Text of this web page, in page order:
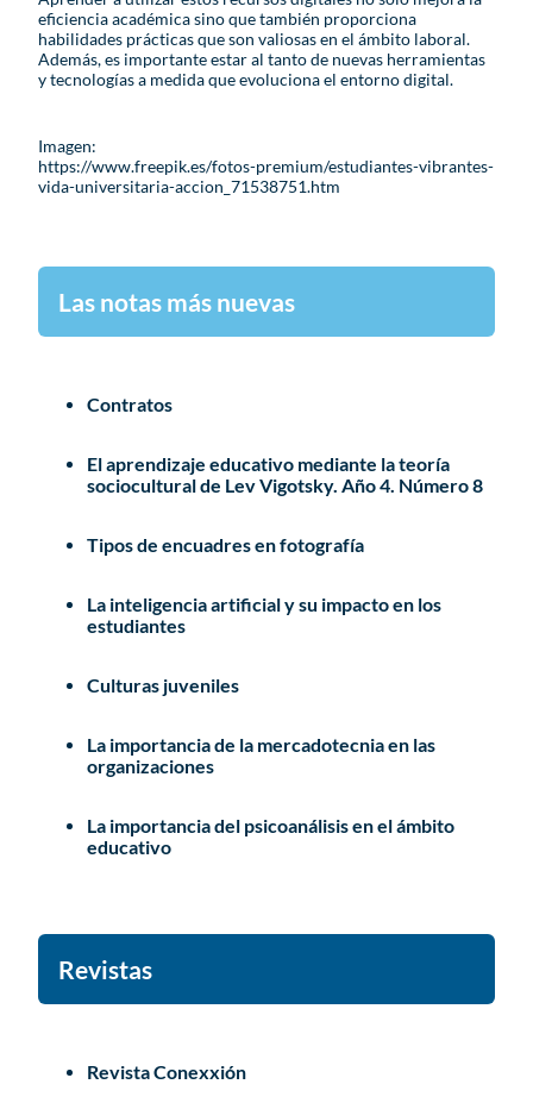
eficiencia académica sino que también proporciona
habilidades prácticas que son valiosas en el ámbito laboral.
Además, es importante estar al tanto de nuevas herramientas
y tecnologías a medida que evoluciona el entorno digital.
Imagen:
https://www.freepik.es/fotos-premium/estudiantes-vibrantes-
vida-universitaria-accion_71538751.htm
Las notas más nuevas
Contratos
El aprendizaje educativo mediante la teoría
sociocultural de Lev Vigotsky. Año 4. Número 8
Tipos de encuadres en fotografía
La inteligencia artificial y su impacto en los
estudiantes
Culturas juveniles
La importancia de la mercadotecnia en las
organizaciones
La importancia del psicoanálisis en el ámbito
educativo
Revistas
Revista Conexxión